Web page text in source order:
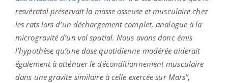
resvératol préservait la masse osseuse et musculaire chez
les rats lors d’un déchargement complet, analogue à la
microgravité d’un vol spatial. Nous avons donc émis
l’hypothèse qu’une dose quotidienne modérée aiderait
également à atténuer le déconditionnement musculaire
dans une gravite similaire à celle exercée sur Mars”,